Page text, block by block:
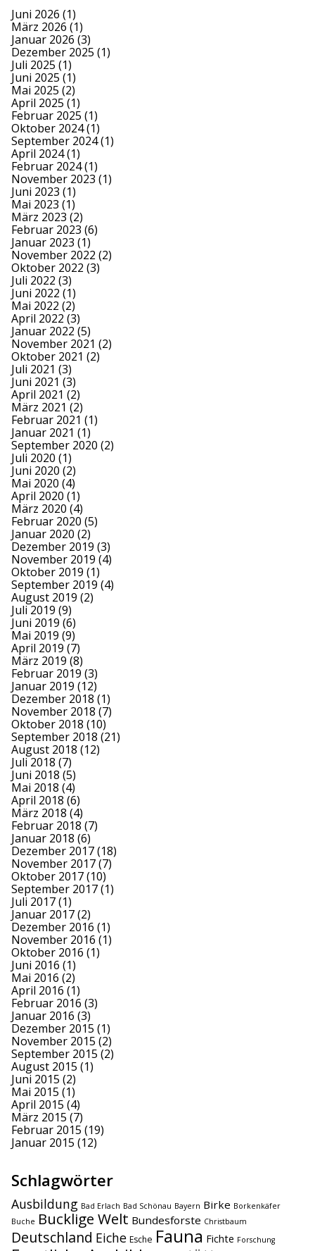
Juni 2026 (1)
März 2026 (1)
Januar 2026 (3)
Dezember 2025 (1)
Juli 2025 (1)
Juni 2025 (1)
Mai 2025 (2)
April 2025 (1)
Februar 2025 (1)
Oktober 2024(1)
September 2024(1)
April 2024(1)
Februar 2024(1)
November 2023 (1)
Juni 2023 (1)
Mai 2023 (1)
März 2023 (2)
Februar 2023 (6)
Januar 2023 (1)
November 2022 (2)
Oktober 2022 (3)
Juli 2022 (3)
Juni 2022 (1)
Mai 2022 (2)
April 2022 (3)
Januar 2022 (5)
November 2021 (2)
Oktober 2021 (2)
Juli 2021 (3)
Juni 2021 (3)
April 2021 (2)
März 2021 (2)
Februar 2021 (1)
Januar 2021 (1)
September 2020 (2)
Juli 2020 (1)
Juni 2020 (2)
Mai 2020 (4)
April 2020 (1)
März 2020 (4)
Februar 2020 (5)
Januar 2020 (2)
Dezember 2019 (3)
November 2019 (4)
Oktober 2019 (1)
September 2019 (4)
August 2019 (2)
Juli 2019 (9)
Juni 2019 (6)
Mai 2019 (9)
April 2019 (7)
März 2019 (8)
Februar 2019 (3)
Januar 2019 (12)
Dezember 2018 (1)
November 2018 (7)
Oktober 2018 (10)
September 2018 (21)
August 2018 (12)
Juli 2018 (7)
Juni 2018 (5)
Mai 2018 (4)
April 2018 (6)
März 2018 (4)
Februar 2018 (7)
Januar 2018 (6)
Dezember 2017(18)
November 2017(7)
Oktober 2017(10)
September 2017(1)
Juli 2017(1)
Januar 2017(2)
Dezember 2016 (1)
November 2016 (1)
Oktober 2016 (1)
Juni 2016 (1)
Mai 2016 (2)
April 2016 (1)
Februar 2016 (3)
Januar 2016 (3)
Dezember 2015 (1)
November 2015 (2)
September 2015 (2)
August 2015 (1)
Juni 2015 (2)
Mai 2015 (1)
April 2015 (4)
März 2015 (7)
Februar 2015 (19)
Januar 2015 (12)
Schlagwörter
Ausbildung Bad Erlach Bad Schönau Bayern Birke Borkenkäfer
Buche Bucklige Welt Bundesforste Christbaum
Deutschland Eiche Esche Fauna Fichte Forschung